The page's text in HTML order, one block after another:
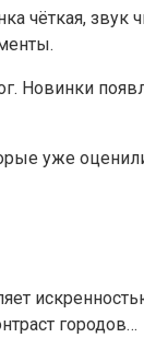
чёткая,
Новинки
уже
городов…